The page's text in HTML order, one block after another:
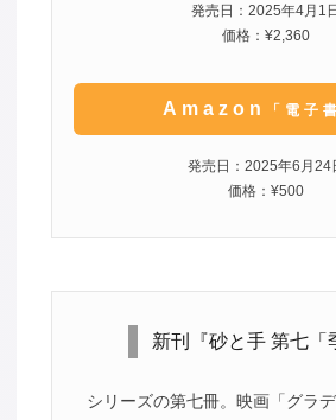
発売日：2025年4月1
価格：¥2,360
Amazon 「電子
発売日：2025年6月24
価格：¥500
新刊『砂と手 第七「
シリーズの第七冊。映画「グラ